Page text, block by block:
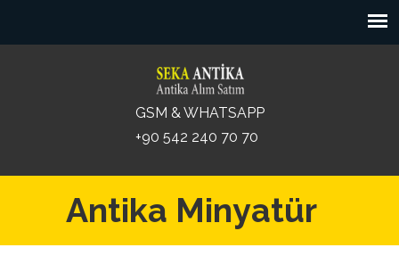
GSM & WHATSAPP
+90 542 240 70 70
Antika Minyatür